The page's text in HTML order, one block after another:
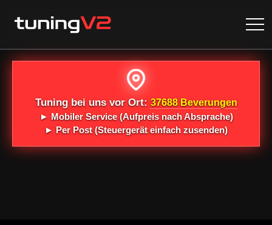
Tuning bei uns vor Ort: 37688 Beverungen
► Mobiler Service(Aufpreis nach Absprache)
►Per Post(Steuergerät einfach zusenden)